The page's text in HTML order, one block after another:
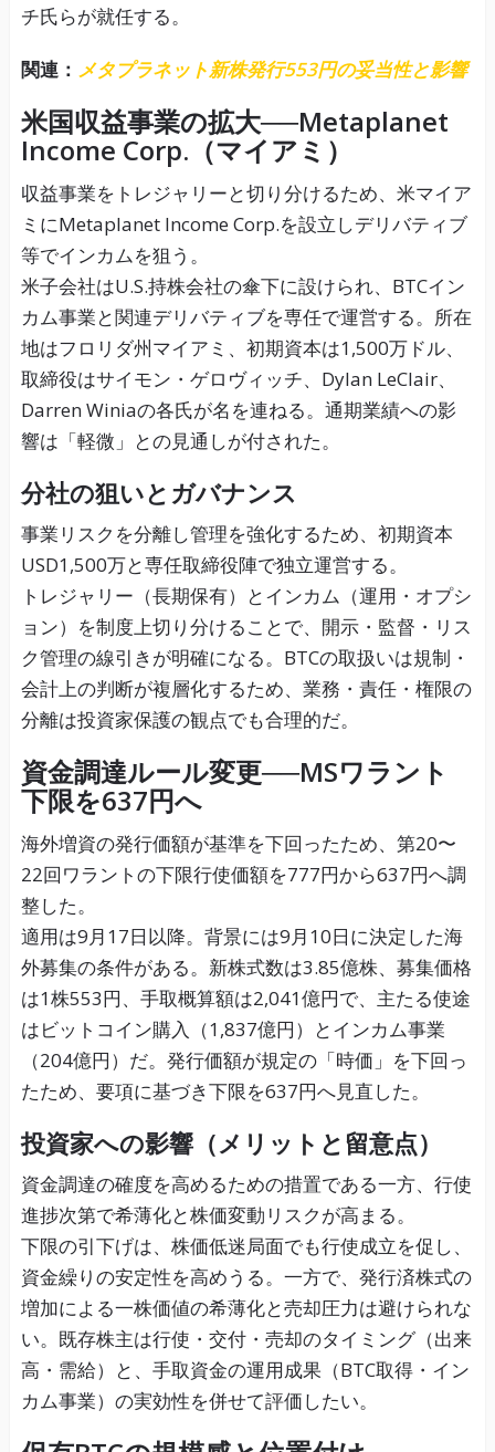
チ氏らが就任する。
関連： メタプラネット新株発行553円の妥当性と影響
米国収益事業の拡大──Metaplanet
Income Corp.（マイアミ）
収益事業をトレジャリーと切り分けるため、米マイア
ミにMetaplanet Income Corp.を設立しデリバティブ
等でインカムを狙う。
米子会社はU.S.持株会社の傘下に設けられ、BTCイン
カム事業と関連デリバティブを専任で運営する。所在
地はフロリダ州マイアミ、初期資本は1,500万ドル、
取締役はサイモン・ゲロヴィッチ、Dylan LeClair、
Darren Winiaの各氏が名を連ねる。通期業績への影
響は「軽微」との見通しが付された。
分社の狙いとガバナンス
事業リスクを分離し管理を強化するため、初期資本
USD1,500万と専任取締役陣で独立運営する。
トレジャリー（長期保有）とインカム（運用・オプシ
ョン）を制度上切り分けることで、開示・監督・リス
ク管理の線引きが明確になる。BTCの取扱いは規制・
会計上の判断が複層化するため、業務・責任・権限の
分離は投資家保護の観点でも合理的だ。
資金調達ルール変更──MSワラント
下限を637円へ
海外増資の発行価額が基準を下回ったため、第20〜
22回ワラントの下限行使価額を777円から637円へ調
整した。
適用は9月17日以降。背景には9月10日に決定した海
外募集の条件がある。新株式数は3.85億株、募集価格
は1株553円、手取概算額は2,041億円で、主たる使途
はビットコイン購入（1,837億円）とインカム事業
（204億円）だ。発行価額が規定の「時価」を下回っ
たため、要項に基づき下限を637円へ見直した。
投資家への影響（メリットと留意点）
資金調達の確度を高めるための措置である一方、行使
進捗次第で希薄化と株価変動リスクが高まる。
下限の引下げは、株価低迷局面でも行使成立を促し、
資金繰りの安定性を高めうる。一方で、発行済株式の
増加による一株価値の希薄化と売却圧力は避けられな
い。既存株主は行使・交付・売却のタイミング（出来
高・需給）と、手取資金の運用成果（BTC取得・イン
カム事業）の実効性を併せて評価したい。